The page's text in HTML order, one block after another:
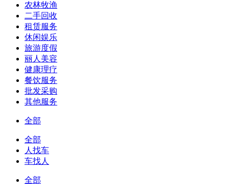
农林牧渔
二手回收
租赁服务
休闲娱乐
旅游度假
丽人美容
健康理疗
餐饮服务
批发采购
其他服务
全部
全部
人找车
车找人
全部